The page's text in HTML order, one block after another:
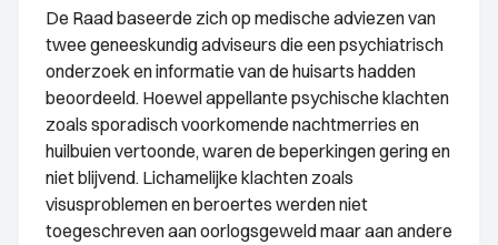
De Raad baseerde zich op medische adviezen van
twee geneeskundig adviseurs die een psychiatrisch
onderzoek en informatie van de huisarts hadden
beoordeeld. Hoewel appellante psychische klachten
zoals sporadisch voorkomende nachtmerries en
huilbuien vertoonde, waren de beperkingen gering en
niet blijvend. Lichamelijke klachten zoals
visusproblemen en beroertes werden niet
toegeschreven aan oorlogsgeweld maar aan andere